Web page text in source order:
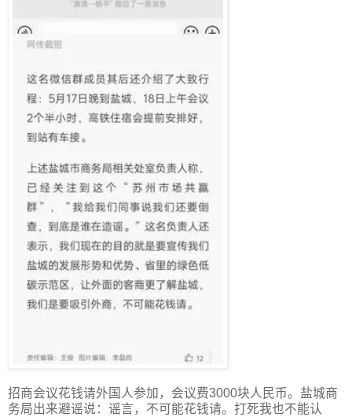
招商会议花钱请外国人参加，会议费3000块人民币。盐城商
务局出来避谣说：谣言，不可能花钱请。打死我也不能认